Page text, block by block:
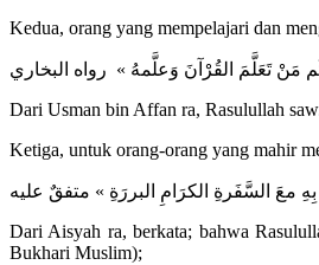
Kedua, orang yang mempelajari dan
تَعَلَّمَ القُرْآنَ وَعلَّمهُ » رواه البخاري
Dari Usman bin Affan ra, Rasulullah
Ketiga, untuk orang-orang yang mahir
Dari Aisyah ra, berkata; bahwa
Bukhari Muslim);